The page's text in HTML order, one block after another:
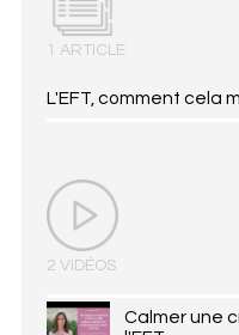
1 ARTICLE
L'EFT, comment cela
2 VIDÉOS
Calmer une